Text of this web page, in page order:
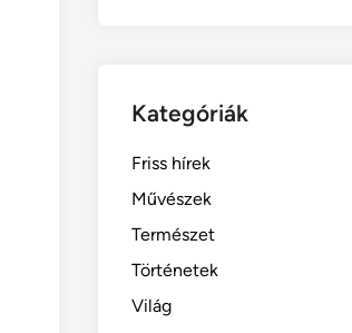
Kategóriák
Friss hírek
Művészek
Természet
Történetek
Világ